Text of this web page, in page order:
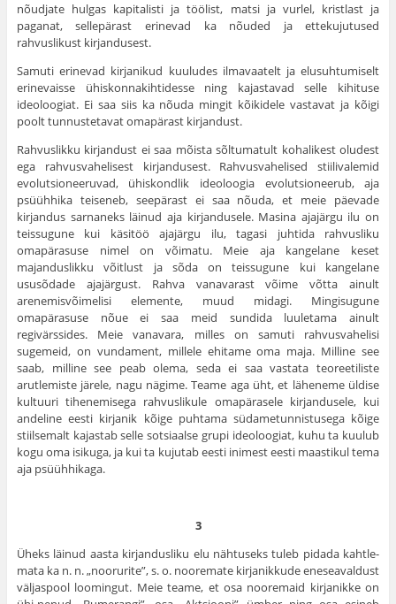
nõud­jate hulgas kapitalisti ja töölist, matsi ja vurlel, kristlast ja
paganat, selle­pärast erinevad ka nõuded ja ettekujutused
rahvuslikust kirjandusest.
Samuti erinevad kirjanikud kuuludes ilmavaatelt ja elusuhtumiselt
erinevaisse ühiskonnakihtidesse ning kajastavad selle kihituse
ideoloogiat. Ei saa siis ka nõuda mingit kõikidele vastavat ja kõigi
poolt tunnustetavat omapärast kirjandust.
Rahvuslikku kirjandust ei saa mõista sõltumatult kohalikest oludest
ega rahvusvahelisest kirjandusest. Rahvusvahelised stiilivalemid
evolutsioneeruvad, ühiskondlik ideoloogia evolutsioneerub, aja
psüühhika teiseneb, seepärast ei saa nõuda, et meie päevade
kirjandus sarnaneks läinud aja kirjandusele. Masina ajajärgu ilu on
teissugune kui käsitöö ajajärgu ilu, tagasi juhtida rahvusliku
omapärasuse nimel on võimatu. Meie aja kange­lane keset
majanduslikku võitlust ja sõda on teissugune kui kangelane
ususõdade ajajärgust. Rahva vanavarast võime võtta ainult
arenemisvõimelisi elemente, muud midagi. Mingisugune
omapärasuse nõue ei saa meid sundida luuletama ainult
regivärssides. Meie vanavara, milles on samuti rahvusvahelisi
sugemeid, on vundament, millele ehitame oma maja. Milline see
saab, milline see peab olema, seda ei saa vastata teo­reetiliste
arutlemiste järele, nagu nägime. Teame aga üht, et läheneme üldise
kultuuri tihenemisega rahvuslikule omapärasele kirjandusele, kui
andeline eesti kirjanik kõige puhtama südametunnistusega kõige
stiilse­malt kajastab selle sotsiaalse grupi ideoloogiat, kuhu ta kuulub
kogu oma isikuga, ja kui ta kujutab eesti inimest eesti maastikul tema
aja psüühhikaga.
3
Üheks läinud aasta kirjandusliku elu nähtuseks tuleb pidada kahtle­
mata ka n. n. „noorurite”, s. o. nooremate kirjanikkude eneseavaldust
väljaspool loomingut. Meie teame, et osa nooremaid kirjanikke on